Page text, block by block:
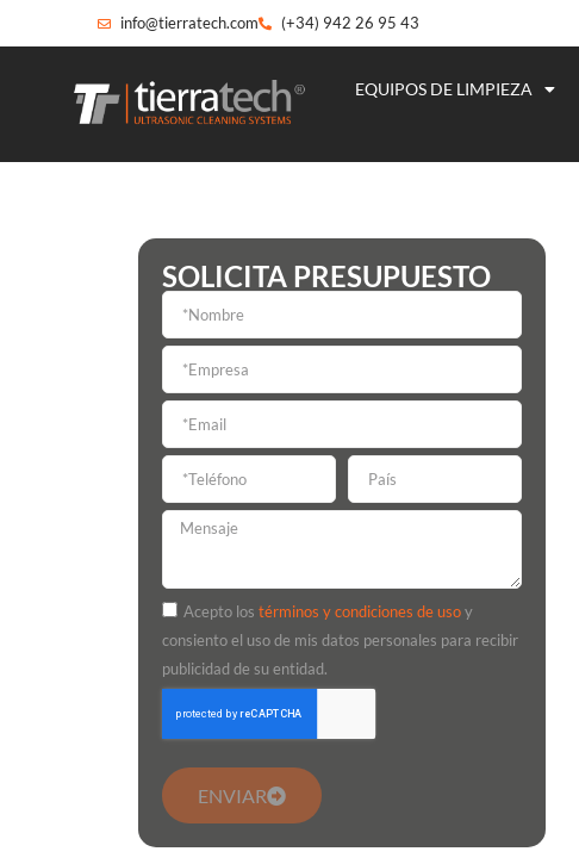
info@tierratech.com (+34) 942 26 95 43
EQUIPOS DE LIMPIEZA
SOLICITA PRESUPUESTO
Acepto lostérminos y condiciones de usoy
consiento el uso de mis datos personales para recibir
publicidad de su entidad.
ENVIAR